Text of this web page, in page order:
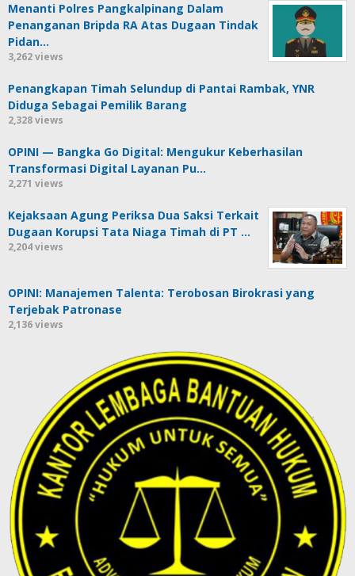
Menanti Polres Pangkalpinang Dalam
Penanganan Bripda RA Atas Dugaan Tindak
Pidan…
3,262 views
Penangkapan Timah Selundup di Pantai Rambak, YNR
Diduga Sebagai Pemilik Barang
2,328 views
OPINI — Bangka Go Digital: Mengukur Keberhasilan
Transformasi Digital Layanan Pu…
2,271 views
Kejaksaan Agung Periksa Dua Saksi Terkait
Dugaan Korupsi Tata Niaga Timah di PT …
2,204 views
OPINI: Manajemen Talenta: Terobosan Birokrasi yang
Terjebak Patronase
2,136 views